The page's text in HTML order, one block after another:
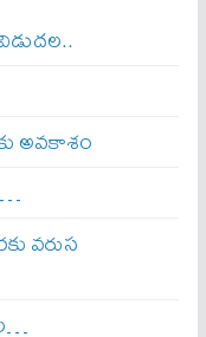
అవకాశం
వరుస